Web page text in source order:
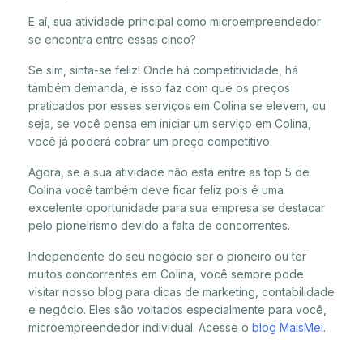
E aí, sua atividade principal como microempreendedor
se encontra entre essas cinco?
Se sim, sinta-se feliz! Onde há competitividade, há
também demanda, e isso faz com que os preços
praticados por esses serviços em Colina se elevem, ou
seja, se você pensa em iniciar um serviço em Colina,
você já poderá cobrar um preço competitivo.
Agora, se a sua atividade não está entre as top 5 de
Colina você também deve ficar feliz pois é uma
excelente oportunidade para sua empresa se destacar
pelo pioneirismo devido a falta de concorrentes.
Independente do seu negócio ser o pioneiro ou ter
muitos concorrentes em Colina, você sempre pode
visitar nosso blog para dicas de marketing, contabilidade
e negócio. Eles são voltados especialmente para você,
microempreendedor individual. Acesse o blog MaisMei.